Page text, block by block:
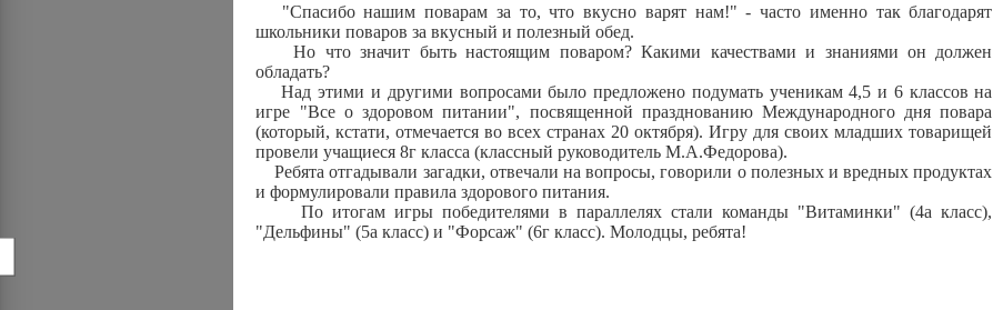
"Спасибо нашим поварам за то, что вкусно варят нам!" - часто именно так благодарят
школьники поваров за вкусный и полезный обед.
Но что значит быть настоящим поваром? Какими качествами и знаниями он должен
обладать?
Над этими и другими вопросами было предложено подумать ученикам 4,5 и 6 классов на
игре "Все о здоровом питании", посвященной празднованию Международного дня повара
(который, кстати, отмечается во всех странах 20 октября). Игру для своих младших товарищей
провели учащиеся 8г класса (классныйруководитель М.А.Федорова).
Ребята отгадывали загадки, отвечали на вопросы, говорили о полезных и вредных продуктах
и формулировали правила здорового питания.
По итогам игры победителями в параллелях стали команды "Витаминки" (4а класс),
"Дельфины" (5а класс) и "Форсаж" (6г класс). Молодцы, ребята!